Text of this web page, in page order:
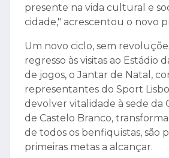
presente na vida cultural e
cidade," acrescentou o novo
Um novo ciclo, sem
regresso às visitas ao Estádio
de jogos, o Jantar de Natal,
representantes do Sport
devolver vitalidade à sede da
de Castelo Branco,
de todos os benfiquistas, são
primeiras metas a alcançar.